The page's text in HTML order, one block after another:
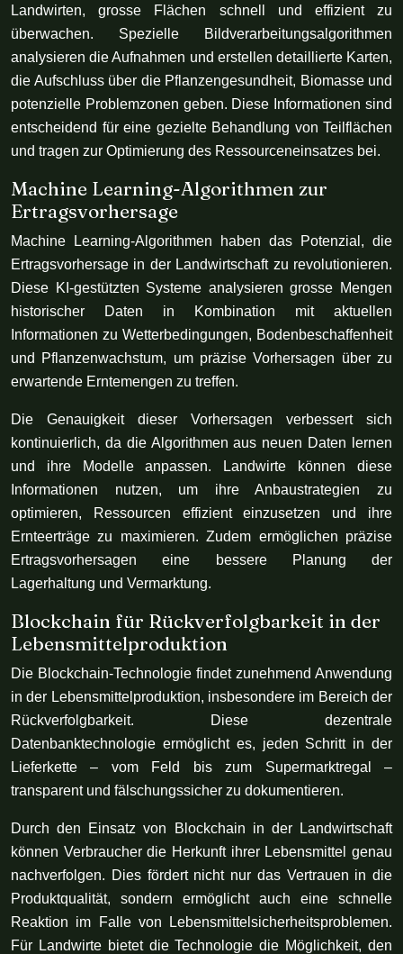
Landwirten, grosse Flächen schnell und effizient zu
überwachen. Spezielle Bildverarbeitungsalgorithmen
analysieren die Aufnahmen und erstellen detaillierte Karten,
die Aufschluss über die Pflanzengesundheit, Biomasse und
potenzielle Problemzonen geben. Diese Informationen sind
entscheidend für eine gezielte Behandlung von Teilflächen
und tragen zur Optimierung des Ressourceneinsatzes bei.
Machine Learning-Algorithmen zur
Ertragsvorhersage
Machine Learning-Algorithmen haben das Potenzial, die
Ertragsvorhersage in der Landwirtschaft zu revolutionieren.
Diese KI-gestützten Systeme analysieren grosse Mengen
historischer Daten in Kombination mit aktuellen
Informationen zu Wetterbedingungen, Bodenbeschaffenheit
und Pflanzenwachstum, um präzise Vorhersagen über zu
erwartende Erntemengen zu treffen.
Die Genauigkeit dieser Vorhersagen verbessert sich
kontinuierlich, da die Algorithmen aus neuen Daten lernen
und ihre Modelle anpassen. Landwirte können diese
Informationen nutzen, um ihre Anbaustrategien zu
optimieren, Ressourcen effizient einzusetzen und ihre
Ernteerträge zu maximieren. Zudem ermöglichen präzise
Ertragsvorhersagen eine bessere Planung der
Lagerhaltung und Vermarktung.
Blockchain für Rückverfolgbarkeit in der
Lebensmittelproduktion
Die Blockchain-Technologie findet zunehmend Anwendung
in der Lebensmittelproduktion, insbesondere im Bereich der
Rückverfolgbarkeit. Diese dezentrale
Datenbanktechnologie ermöglicht es, jeden Schritt in der
Lieferkette – vom Feld bis zum Supermarktregal –
transparent und fälschungssicher zu dokumentieren.
Durch den Einsatz von Blockchain in der Landwirtschaft
können Verbraucher die Herkunft ihrer Lebensmittel genau
nachverfolgen. Dies fördert nicht nur das Vertrauen in die
Produktqualität, sondern ermöglicht auch eine schnelle
Reaktion im Falle von Lebensmittelsicherheitsproblemen.
Für Landwirte bietet die Technologie die Möglichkeit, den